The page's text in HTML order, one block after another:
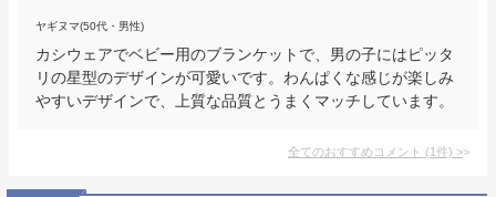
ヤギヌマ(50代・男性)
カシウェアでベビー用のブランケットで、男の子にはピッタ
リの星型のデザインが可愛いです。わんぱくな感じが楽しみ
やすいデザインで、上質な品質とうまくマッチしています。
全てのおすすめコメント (1件) >